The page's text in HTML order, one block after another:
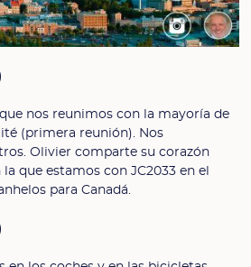
nos reunimos con la mayoría de
(primera reunión). Nos
Olivier comparte su corazón
que estamos con JC2033 en el
para Canadá.